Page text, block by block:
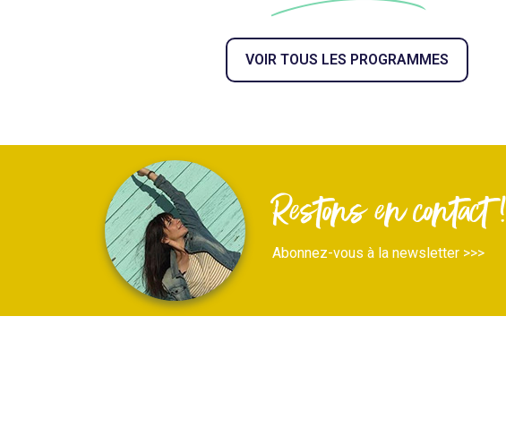
VOIR TOUS LES PROGRAMMES
Restons en contact !
Abonnez-vous à la newsletter >>>